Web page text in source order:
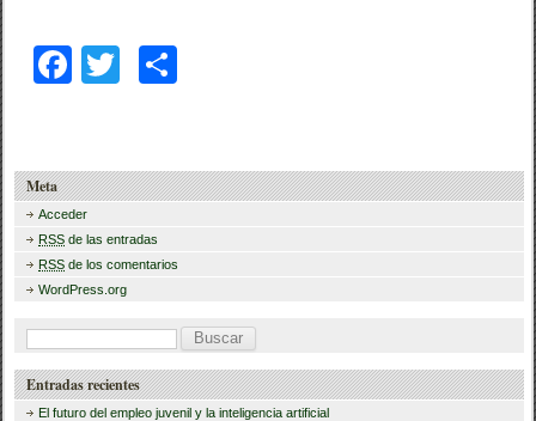
F
e
b
o
o
k
T
er p
tir
Meta
Acceder
RSS de las entradas
RSS de los comentarios
WordPress.org
B
u
s
Entradas recientes
El futuro del empleo juvenil y la inteligencia artificial